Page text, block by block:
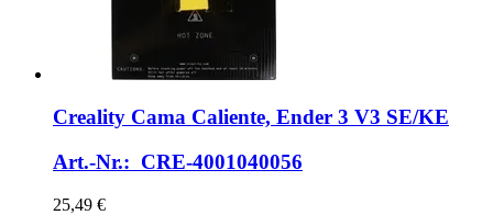
Creality Cama Caliente, Ender 3 V3 SE/KE
Art.-Nr.: CRE-4001040056
25,49 €